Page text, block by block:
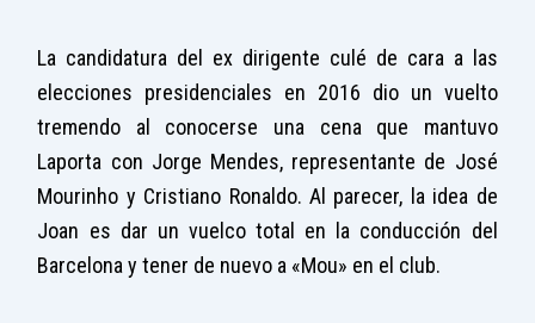
La candidatura del ex dirigente culé de cara a las
elecciones presidenciales en 2016 dio un vuelto
tremendo al conocerse una cena que mantuvo
Laporta con Jorge Mendes, representante de José
Mourinho y Cristiano Ronaldo. Al parecer, la idea de
Joan es dar un vuelco total en la conducción del
Barcelona y tener de nuevo a «Mou» en el club.